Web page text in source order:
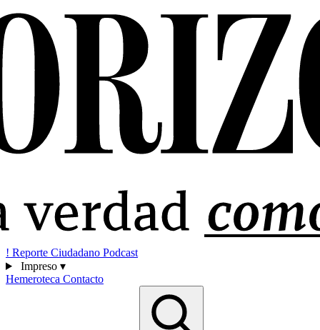
! Reporte Ciudadano Podcast
Impreso ▾
Hemeroteca Contacto